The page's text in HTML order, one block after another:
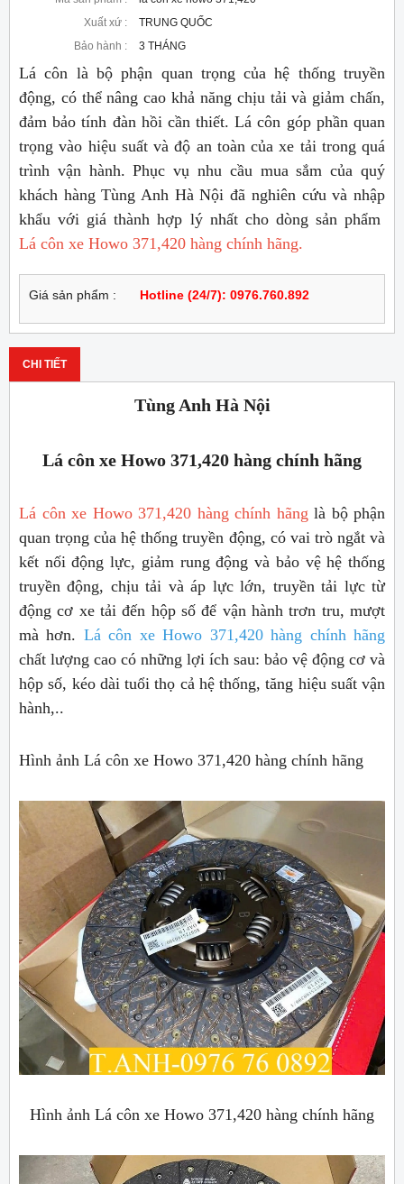
Xuất xứ :
TRUNG QUỐC
Bảo hành :
3 THÁNG
Lá côn là bộ phận quan trọng của hệ thống truyền
động, có thể nâng cao khả năng chịu tải và giảm chấn,
đảm bảo tính đàn hồi cần thiết. Lá côn góp phần quan
trọng vào hiệu suất và độ an toàn của xe tải trong quá
trình vận hành. Phục vụ nhu cầu mua sắm của quý
khách hàng Tùng Anh Hà Nội đã nghiên cứu và nhập
khẩu với giá thành hợp lý nhất cho dòng sản phẩm
Lá côn xe Howo 371,420 hàng chính hãng.
Giá sản phẩm : Hotline (24/7): 0976.760.892
CHI TIẾT
Tùng Anh Hà Nội
Lá côn xe Howo 371,420 hàng chính hãng
Lá côn xe Howo 371,420 hàng chính hãng là bộ phận
quan trọng của hệ thống truyền động, có vai trò ngắt và
kết nối động lực, giảm rung động và bảo vệ hệ thống
truyền động, chịu tải và áp lực lớn, truyền tải lực từ
động cơ xe tải đến hộp số để vận hành trơn tru, mượt
mà hơn. Lá côn xe Howo 371,420 hàng chính hãng
chất lượng cao có những lợi ích sau: bảo vệ động cơ và
hộp số, kéo dài tuổi thọ cả hệ thống, tăng hiệu suất vận
hành,..
Hình ảnh Lá côn xe Howo 371,420 hàng chính hãng
Hình ảnh Lá côn xe Howo 371,420 hàng chính hãng